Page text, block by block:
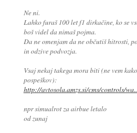
Ne ni.
Lahko furaš 100 let f1 dirkačine, ko se
boš videl da nimaš pojma.
Da ne omenjam da ne občutiš hitrosti,
in odzive podvozja.
Vsaj nekaj takega mora biti (ne vem
pospeškov):
http://avtosola.amzs.si/cms/controls/
npr simualrot za airbue letalo
od zunaj